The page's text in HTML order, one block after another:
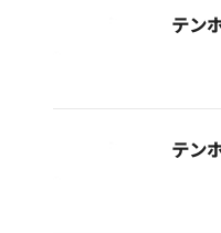
テン
テン